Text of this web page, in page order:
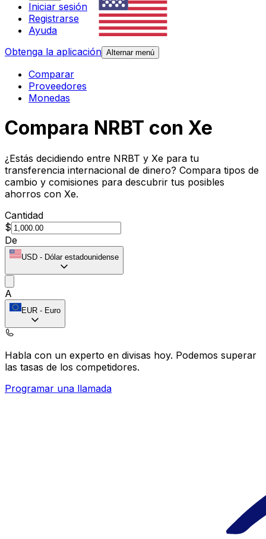
Iniciar sesión
Registrarse
Ayuda
Obtenga la aplicación Alternar menú
Comparar
Proveedores
Monedas
Compara NRBT con Xe
¿Estás decidiendo entre NRBT y Xe para tu
transferencia internacional de dinero? Compara tipos de
cambio y comisiones para descubrir tus posibles
ahorros con Xe.
Cantidad
$
De
USD - Dólar estadounidense
A
EUR - Euro
Habla con un experto en divisas hoy. Podemos superar
las tasas de los competidores.
Programar una llamada